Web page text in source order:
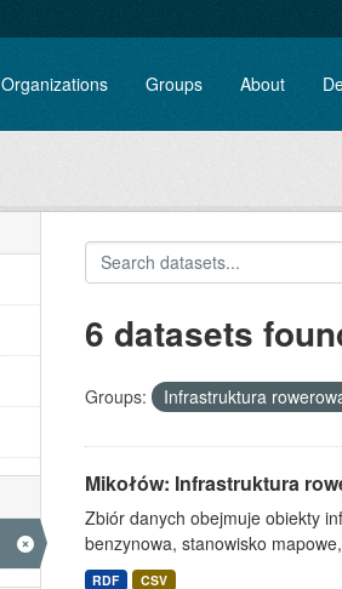
Organizations Groups About
6 datasets
Groups: Infrastruktura
Mikołów: Infrastruktura
Zbiór danych obejmuje obiekty
benzynowa, stanowisko
RDF CSV